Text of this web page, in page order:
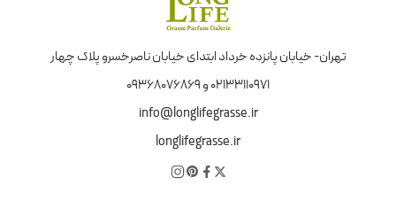
تهران- خیابان پانزده خرداد ابتدای خیابان ناصرخسرو پلاک چهار
02133110971 و 09368076869
info@longlifegrasse.ir
longlifegrasse.ir